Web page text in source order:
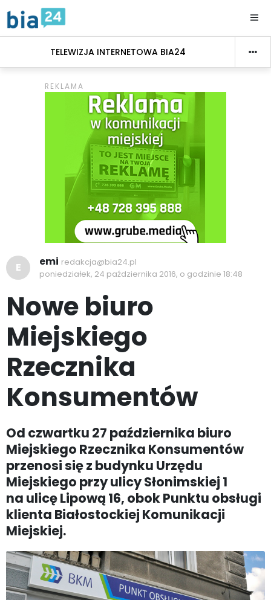
TELEWIZJA INTERNETOWA BIA24
E emi redakcja@bia24.pl
poniedziałek, 24 października 2016, o godzinie 18:48
Nowe biuro
Miejskiego
Rzecznika
Konsumentów
Od czwartku 27 października biuro
Miejskiego Rzecznika Konsumentów
przenosi się z budynku Urzędu
Miejskiego przy ulicy Słonimskiej 1
na ulicę Lipową 16, obok Punktu obsługi
klienta Białostockiej Komunikacji
Miejskiej.